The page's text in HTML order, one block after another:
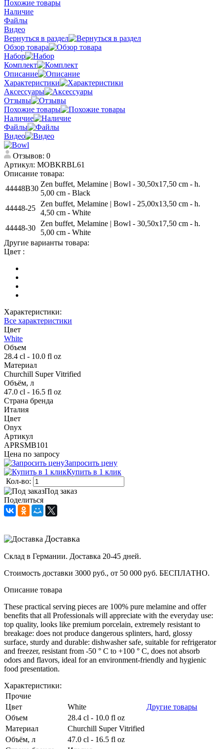
Похожие товары
Наличие
Файлы
Видео
Вернуться в раздел
Обзор товара
Набор
Комплект
Описание
Характеристики
Аксессуары
Отзывы
Похожие товары
Наличие
Файлы
Видео
Отзывов: 0
Артикул: MOBKRBL61
Описание товара:
44448B30
Zen buffet, Melamine | Bowl - 30,50x17,50 cm - h.
5,00 cm - Black
44448-25
Zen buffet, Melamine | Bowl - 25,00x13,50 cm - h.
4,50 cm - White
44448-30
Zen buffet, Melamine | Bowl - 30,50x17,50 cm - h.
5,00 cm - White
Другие варианты товара:
Цвет :
Характеристики:
Все характеристики
Цвет
White
Объем
28.4 cl - 10.0 fl oz
Материал
Churchill Super Vitrified
Объём, л
47.0 cl - 16.5 fl oz
Страна бренда
Италия
Цвет
Onyx
Артикул
APRSMB101
Цена по запросу
Запросить цену
Купить в 1 клик
Кол-во:
Под заказ
Поделиться
Доставка
Склад в Германии. Доставка 20-45 дней.
Стоимость доставки 3000 руб., от 50 000 руб. БЕСПЛАТНО.
Описание товара
These practical serving pieces are 100% pure melamine and offer
benefits that all Professionals will appreciate with the everyday use:
top quality, looks like premium porcelain, extremely resistant to
breakage: does not produce dangerous splinters, hard, glossy
surface, sturdy and durable: dishwasher safe, suitable for refrigerator
and freezer, resistant from -50 ° C to +100 ° C, does not absorb
odors and flavors, ideal for an environment-friendly and hygienic
food presentation.
Характеристики:
Прочие
Цвет
White
Другие товары
Объем
28.4 cl - 10.0 fl oz
Материал
Churchill Super Vitrified
Объём, л
47.0 cl - 16.5 fl oz